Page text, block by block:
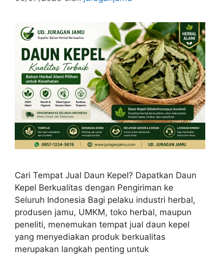
Cari Tempat Jual Daun Kepel? Dapatkan Daun
Kepel Berkualitas dengan Pengiriman ke
Seluruh Indonesia Bagi pelaku industri herbal,
produsen jamu, UMKM, toko herbal, maupun
peneliti, menemukan tempat jual daun kepel
yang menyediakan produk berkualitas
merupakan langkah penting untuk